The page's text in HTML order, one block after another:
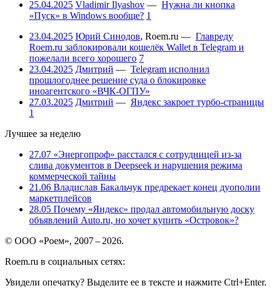
25.04.2025 Vladimir Ilyashov — Нужна ли кнопка
«Пуск» в Windows вообще? 1
23.04.2025 Юрий Синодов, Roem.ru — Главреду
Roem.ru заблокировали кошелёк Wallet в Telegram и
пожелали всего хорошего 7
23.04.2025 Дмитрий — Telegram исполнил
прошлогоднее решение суда о блокировке
иноагентского «ВЧК-ОГПУ»
27.03.2025 Дмитрий — Яндекс закроет турбо-страницы
1
Лучшее за неделю
27.07 «Энергопроф» расстался с сотрудницей из-за
слива документов в Deepseek и нарушения режима
коммерческой тайны
21.06 Владислав Бакальчук предрекает конец дуополии
маркетплейсов
28.05 Почему «Яндекс» продал автомобильную доску
объявлений Auto.ru, но хочет купить «Островок»?
© ООО «Роем», 2007 – 2026.
Roem.ru в социальных сетях:
Увидели опечатку? Выделите ее в тексте и нажмите Ctrl+Enter.